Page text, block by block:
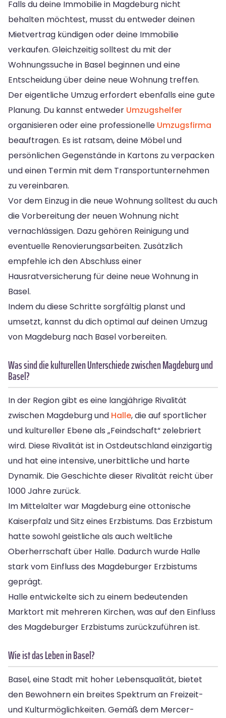
Falls du deine Immobilie in Magdeburg nicht
behalten möchtest, musst du entweder deinen
Mietvertrag kündigen oder deine Immobilie
verkaufen. Gleichzeitig solltest du mit der
Wohnungssuche in Basel beginnen und eine
Entscheidung über deine neue Wohnung treffen.
Der eigentliche Umzug erfordert ebenfalls eine gute
Planung. Du kannst entweder Umzugshelfer
organisieren oder eine professionelle Umzugsfirma
beauftragen. Es ist ratsam, deine Möbel und
persönlichen Gegenstände in Kartons zu verpacken
und einen Termin mit dem Transportunternehmen
zu vereinbaren.
Vor dem Einzug in die neue Wohnung solltest du auch
die Vorbereitung der neuen Wohnung nicht
vernachlässigen. Dazu gehören Reinigung und
eventuelle Renovierungsarbeiten. Zusätzlich
empfehle ich den Abschluss einer
Hausratversicherung für deine neue Wohnung in
Basel.
Indem du diese Schritte sorgfältig planst und
umsetzt, kannst du dich optimal auf deinen Umzug
von Magdeburg nach Basel vorbereiten.
Was sind die kulturellen Unterschiede zwischen Magdeburg und
Basel?
In der Region gibt es eine langjährige Rivalität
zwischen Magdeburg und Halle, die auf sportlicher
und kultureller Ebene als „Feindschaft“ zelebriert
wird. Diese Rivalität ist in Ostdeutschland einzigartig
und hat eine intensive, unerbittliche und harte
Dynamik. Die Geschichte dieser Rivalität reicht über
1000 Jahre zurück.
Im Mittelalter war Magdeburg eine ottonische
Kaiserpfalz und Sitz eines Erzbistums. Das Erzbistum
hatte sowohl geistliche als auch weltliche
Oberherrschaft über Halle. Dadurch wurde Halle
stark vom Einfluss des Magdeburger Erzbistums
geprägt.
Halle entwickelte sich zu einem bedeutenden
Marktort mit mehreren Kirchen, was auf den Einfluss
des Magdeburger Erzbistums zurückzuführen ist.
Wie ist das Leben in Basel?
Basel, eine Stadt mit hoher Lebensqualität, bietet
den Bewohnern ein breites Spektrum an Freizeit-
und Kulturmöglichkeiten. Gemäß dem Mercer-